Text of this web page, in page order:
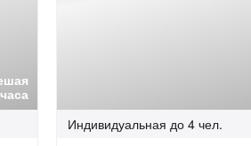
Индивидуальная до 4 чел.